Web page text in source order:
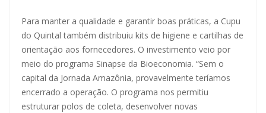
Para manter a qualidade e garantir boas práticas, a Cupu
do Quintal também distribuiu kits de higiene e cartilhas de
orientação aos fornecedores. O investimento veio por
meio do programa Sinapse da Bioeconomia. “Sem o
capital da Jornada Amazônia, provavelmente teríamos
encerrado a operação. O programa nos permitiu
estruturar polos de coleta, desenvolver novas